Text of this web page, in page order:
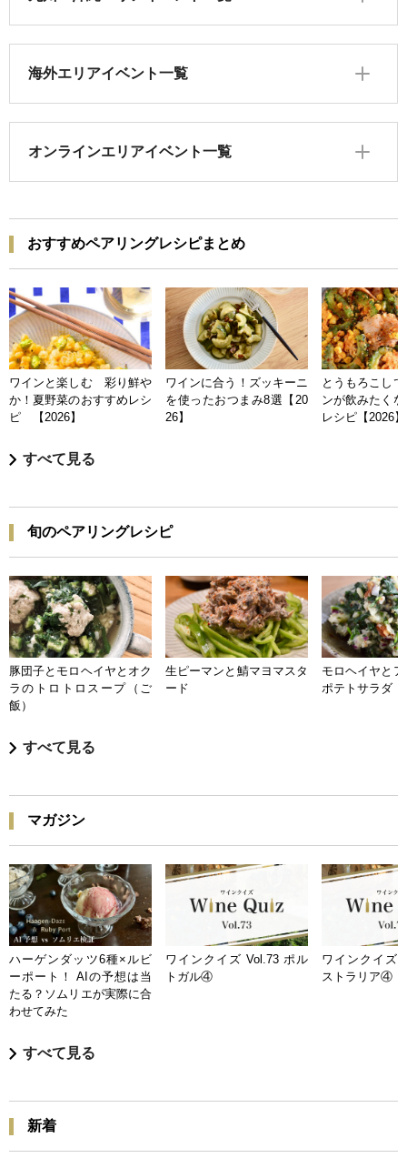
海外エリアイベント一覧
オンラインエリアイベント一覧
おすすめペアリングレシピまとめ
ワインと楽しむ 彩り鮮や
か！夏野菜のおすすめレシ
ピ 【2026】
ワインに合う！ズッキーニ
を使ったおつまみ8選【20
26】
とうもろこし
ンが飲みたく
レシピ【2026】
すべて見る
旬のペアリングレシピ
豚団子とモロヘイヤとオク
ラのトロトロスープ（ご
飯）
生ピーマンと鯖マヨマスタ
ード
モロヘイヤと
ポテトサラダ
すべて見る
マガジン
ハーゲンダッツ6種×ルビ
ーポート！ AIの予想は当
たる？ソムリエが実際に合
わせてみた
ワインクイズ Vol.73 ポル
トガル④
ワインクイズ
ストラリア④
すべて見る
新着